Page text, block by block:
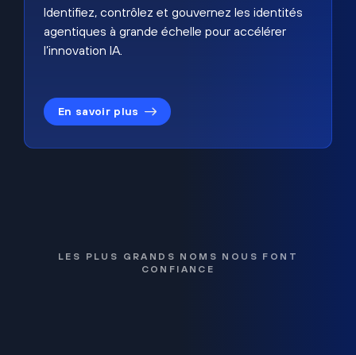
Identifiez, contrôlez et gouvernez les identités
agentiques à grande échelle pour accélérer
l’innovation IA.
En savoir plus
LES PLUS GRANDS NOMS NOUS FONT
CONFIANCE